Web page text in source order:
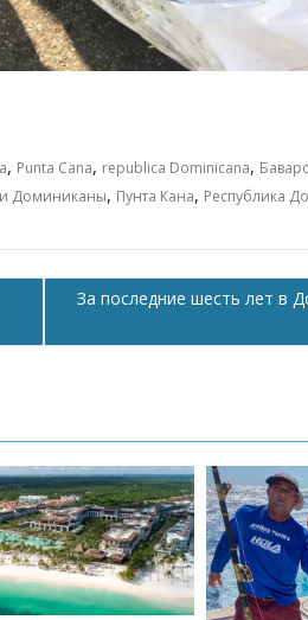
, Punta Cana, republica Dominicana,
Доминиканы, Пунта Кана, Республика
За последние шесть лет в